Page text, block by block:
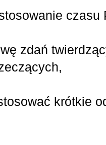
czasu
zdań
krótkie